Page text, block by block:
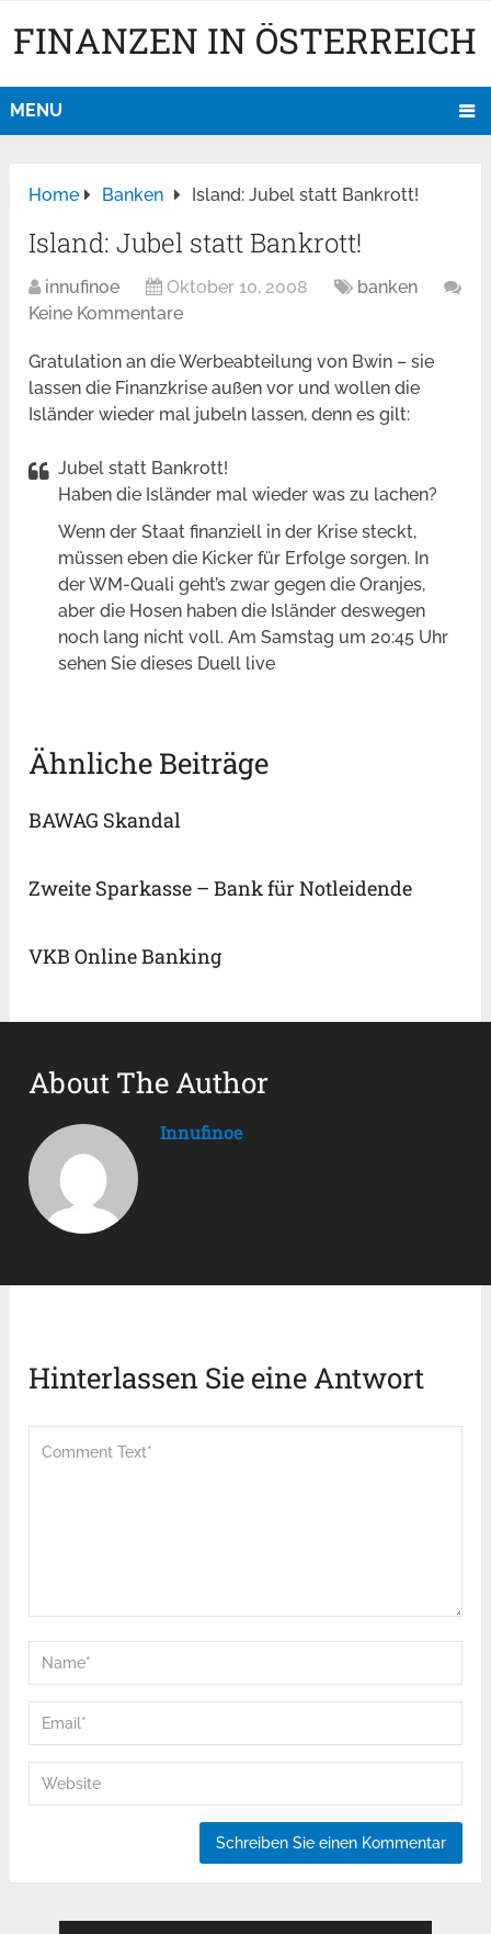
FINANZEN IN ÖSTERREICH
MENU
Home Banken Island: Jubel statt Bankrott!
Island: Jubel statt Bankrott!
innufinoe Oktober 10, 2008
banken
Keine Kommentare
Gratulation an die Werbeabteilung von Bwin – sie
lassen die Finanzkrise außen vor und wollen die
Isländer wieder mal jubeln lassen, denn es gilt:
Jubel statt Bankrott!
Haben die Isländer mal wieder was zu lachen?
Wenn der Staat finanziell in der Krise steckt,
müssen eben die Kicker für Erfolge sorgen. In
der WM-Quali geht’s zwar gegen die Oranjes,
aber die Hosen haben die Isländer deswegen
noch lang nicht voll. Am Samstag um 20:45 Uhr
sehen Sie dieses Duell live
Ähnliche Beiträge
BAWAG Skandal
Zweite Sparkasse – Bank für Notleidende
VKB Online Banking
About The Author
Innufinoe
Hinterlassen Sie eine Antwort